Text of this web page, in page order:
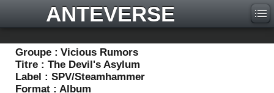
ANTEVERSE
Groupe : Vicious Rumors
Titre : The Devil's Asylum
Label : SPV/Steamhammer
Format : Album